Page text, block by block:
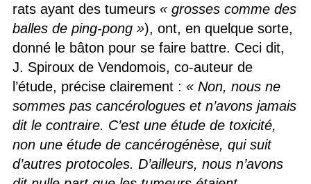
rats ayant des tumeurs « grosses comme des
balles de ping-pong »), ont, en quelque sorte,
donné le bâton pour se faire battre. Ceci dit,
J. Spiroux de Vendomois, co-auteur de
l’étude, précise clairement : « Non, nous ne
sommes pas cancérologues et n’avons jamais
dit le contraire. C’est une étude de toxicité,
non une étude de cancérogénèse, qui suit
d’autres protocoles. D’ailleurs, nous n’avons